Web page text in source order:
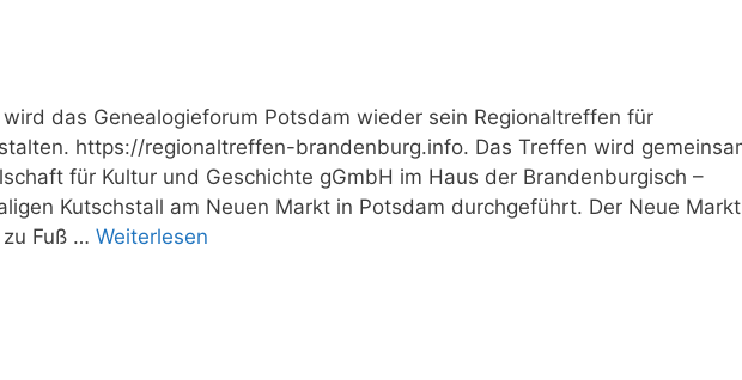
das Genealogieforum Potsdam wieder sein Regionaltreffen für
https://regionaltreffen-brandenburg.info. Das Treffen wird
für Kultur und Geschichte gGmbH im Haus der Brandenburgisch –
Kutschstall am Neuen Markt in Potsdam durchgeführt. Der Neue Markt
Fuß … Weiterlesen